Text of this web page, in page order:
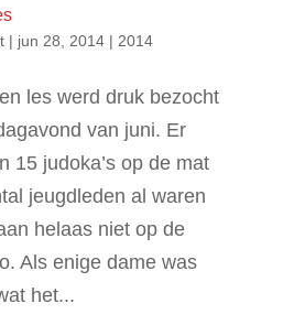
| jun 28, 2014| 2014
les werd druk bezocht
van juni. Er
15 judoka’s op de mat
jeugdleden al waren
helaas niet op de
Als enige dame was
het...